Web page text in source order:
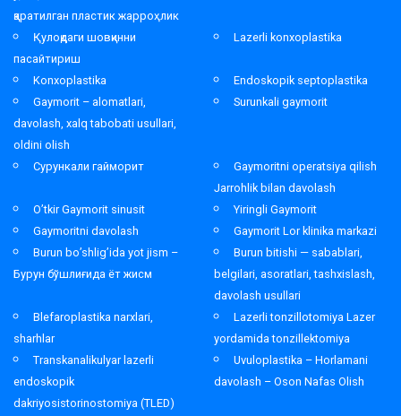
қаратилган пластик жарроҳлик
Қулоқдаги шовқинни
пасайтириш
Lazerli konxoplastika
Konxoplastika
Endoskopik septoplastika
Gaymorit – alomatlari,
davolash, xalq tabobati usullari,
oldini olish
Surunkali gaymorit
Сурункали гайморит
Gaymoritni operatsiya qilish
Jarrohlik bilan davolash
O’tkir Gaymorit sinusit
Yiringli Gaymorit
Gaymoritni davolash
Gaymorit Lor klinika markazi
Burun bo’shlig’ida yot jism –
Бурун бўшлиғида ёт жисм
Burun bitishi — sabablari,
belgilari, asoratlari, tashxislash,
davolash usullari
Blefaroplastika narxlari,
sharhlar
Lazerli tonzillotomiya Lazer
yordamida tonzillektomiya
Transkanalikulyar lazerli
endoskopik
dakriyosistorinostomiya (TLED)
Uvuloplastika – Horlamani
davolash – Oson Nafas Olish